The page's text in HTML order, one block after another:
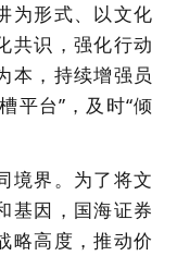
为形式、以文化
共识，强化行动
本，持续增强员
平台”，及时“倾
境界。为了将文
基因，国海证券
略高度，推动价